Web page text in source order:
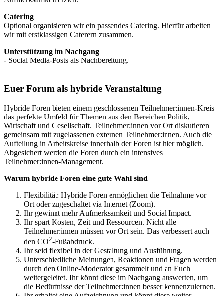
Catering
Optional organisieren wir ein passendes Catering. Hierfür arbeiten
wir mit erstklassigen Caterern zusammen.
Unterstützung im Nachgang
- Social Media-Posts als Nachbereitung.
Euer Forum als hybride Veranstaltung
Hybride Foren bieten einem geschlossenen Teilnehmer:innen-Kreis
das perfekte Umfeld für Themen aus den Bereichen Politik,
Wirtschaft und Gesellschaft. Teilnehmer:innen vor Ort diskutieren
gemeinsam mit zugelassenen externen Teilnehmer:innen. Auch die
Aufteilung in Arbeitskreise innerhalb der Foren ist hier möglich.
Abgesichert werden die Foren durch ein intensives
Teilnehmer:innen-Management.
Warum hybride Foren eine gute Wahl sind
Flexibilität: Hybride Foren ermöglichen die Teilnahme vor
Ort oder zugeschaltet via Internet (Zoom).
Ihr gewinnt mehr Aufmerksamkeit und Social Impact.
Ihr spart Kosten, Zeit und Ressourcen. Nicht alle
Teilnehmer:innen müssen vor Ort sein. Das verbessert auch
den CO2-Fußabdruck.
Ihr seid flexibel in der Gestaltung und Ausführung.
Unterschiedliche Meinungen, Reaktionen und Fragen werden
durch den Online-Moderator gesammelt und an Euch
weitergeleitet. Ihr könnt diese im Nachgang auswerten, um
die Bedürfnisse der Teilnehmer:innen besser kennenzulernen.